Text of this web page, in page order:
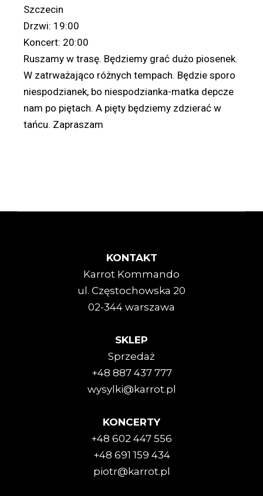
Szczecin
Drzwi: 19:00
Koncert: 20:00
Ruszamy w trasę. Będziemy grać dużo piosenek.
W zatrważająco różnych tempach. Będzie sporo
niespodzianek, bo niespodzianka-matka depcze
nam po piętach. A pięty będziemy zdzierać w
tańcu. Zapraszam
KONTAKT
Karrot Kommando
ul. Częstochowska 20
02-344 warszawa
SKLEP
Sprzedaż
+48 887 437 777
wysylki@karrot.pl
KONCERTY
+48 602 447 556
+48 691 159 434
piotr@karrot.pl